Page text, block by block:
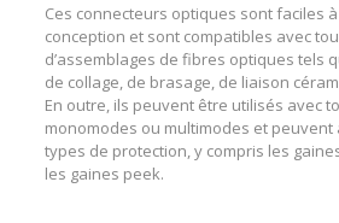
Ces connecteurs optiques sont faciles
conception et sont compatibles avec
d’assemblages de fibres optiques tels
de collage, de brasage, de liaison
En outre, ils peuvent être utilisés avec
monomodes ou multimodes et peuvent
types de protection, y compris les
les gaines peek.